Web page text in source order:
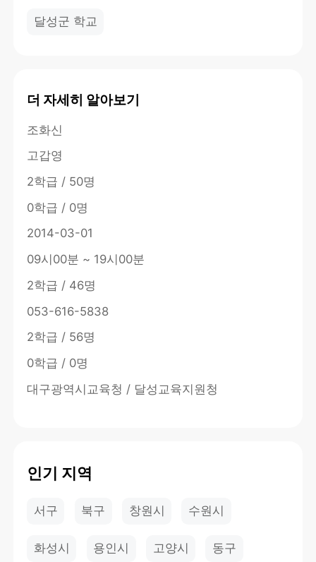
달성군 학교
더 자세히 알아보기
조화신
고갑영
2학급 / 50명
0학급 / 0명
2014-03-01
09시00분 ~ 19시00분
2학급 / 46명
053-616-5838
2학급 / 56명
0학급 / 0명
대구광역시교육청 / 달성교육지원청
인기 지역
서구 북구 창원시 수원시
화성시 용인시 고양시 동구